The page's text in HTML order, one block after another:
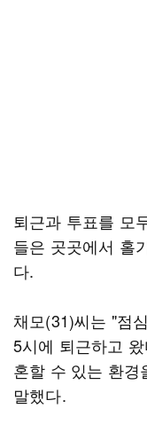
퇴근과 투표를 모
들은 곳곳에서 홀
다.
채모(31)씨는 "점
5시에 퇴근하고
혼할 수 있는 환경
말했다.